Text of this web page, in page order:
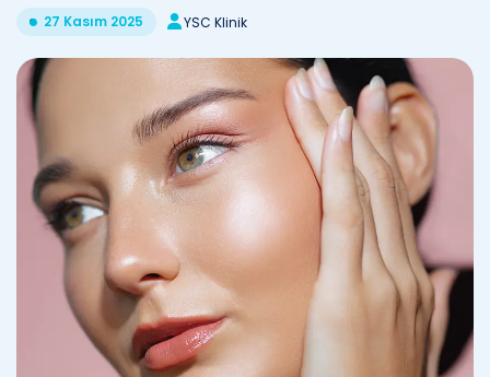
27 Kasım 2025 YSC Klinik